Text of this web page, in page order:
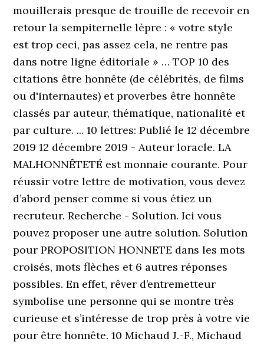
mouillerais presque de trouille de recevoir en
retour la sempiternelle lèpre : « votre style
est trop ceci, pas assez cela, ne rentre pas
dans notre ligne éditoriale » … TOP 10 des
citations être honnête (de célébrités, de films
ou d'internautes) et proverbes être honnête
classés par auteur, thématique, nationalité et
par culture. ... 10 lettres: Publié le 12 décembre
2019 12 décembre 2019 - Auteur loracle. LA
MALHONNÊTETÉ est monnaie courante. Pour
réussir votre lettre de motivation, vous devez
d’abord penser comme si vous étiez un
recruteur. Recherche - Solution. Ici vous
pouvez proposer une autre solution. Solution
pour PROPOSITION HONNETE dans les mots
croisés, mots flèches et 6 autres réponses
possibles. En effet, rêver d’entremetteur
symbolise une personne qui se montre très
curieuse et s’intéresse de trop près à votre vie
pour être honnête. 10 Michaud J.-F., Michaud